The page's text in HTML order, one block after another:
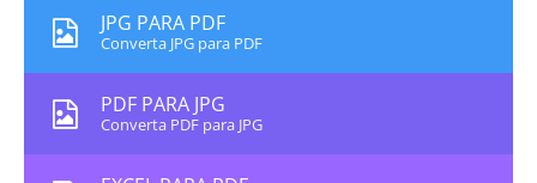
JPG PARA PDF
Converta JPG para PDF
PDF PARA JPG
Converta PDF para JPG